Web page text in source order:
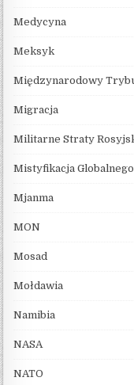
Medycyna
Meksyk
Międzynarodowy
Migracja
Militarne Straty
Mistyfikacja
Mjanma
MON
Mosad
Mołdawia
Namibia
NASA
NATO